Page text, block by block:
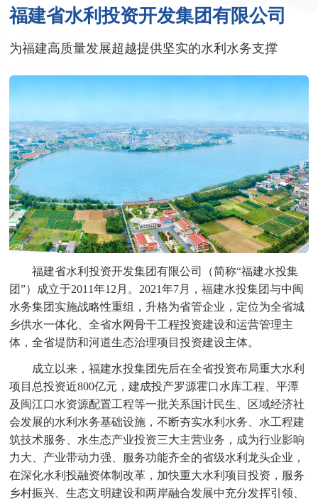
福建省水利投资开发集团有限公司
为福建高质量发展超越提供坚实的水利水务支撑
福建省水利投资开发集团有限公司（简称“福建水投集
团”）成立于2011年12月。2021年7月，福建水投集团与中闽
水务集团实施战略性重组，升格为省管企业，定位为全省城
乡供水一体化、全省水网骨干工程投资建设和运营管理主
体，全省堤防和河道生态治理项目投资建设主体。
成立以来，福建水投集团先后在全省投资布局重大水利
项目总投资近800亿元，建成投产罗源霍口水库工程、平潭
及闽江口水资源配置工程等一批关系国计民生、区域经济社
会发展的水利水务基础设施，不断夯实水利水务、水工程建
筑技术服务、水生态产业投资三大主营业务，成为行业影响
力大、产业带动力强、服务功能齐全的省级水利龙头企业，
在深化水利投融资体制改革，加快重大水利项目投资，服务
乡村振兴、生态文明建设和两岸融合发展中充分发挥引领、